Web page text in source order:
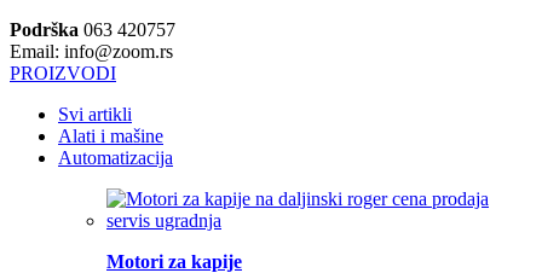
Podrška 063 420757
Email: info@zoom.rs
PROIZVODI
Svi artikli
Alati i mašine
Automatizacija
Motori za kapije